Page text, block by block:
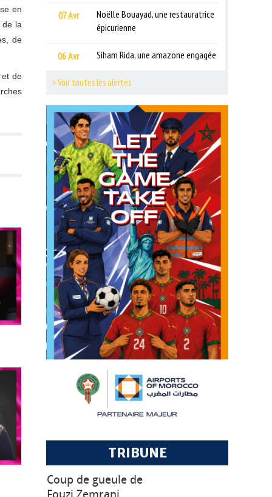
en
de la
de
et de
07 Avr
Noëlle Bouayad, une restauratrice
épicurienne
06 Avr Siham Rida, une amazone engagée
> Voir toutes les alertes
TRIBUNE
Coup de gueule de
Fouzi Zemrani